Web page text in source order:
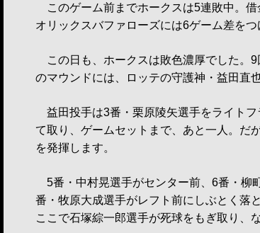
このゲーム前までホークスは5連敗中。
オリックスバファローズには6ゲーム差をつ
この日も、ホークスは敗色濃厚でした。
のマウンドには、ロッテの守護神・益田直
益田投手は3番・栗原陵矢選手をライト
て取り、ゲームセットまで、あと一人。だ
を発揮します。
5番・中村晃選手がセンター前、6番・柳
番・牧原大成選手がレフト前にしぶとく落
ここで石塚綜一郎選手が死球をもぎ取り、